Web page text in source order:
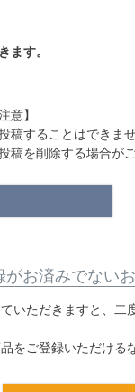
ます。
意】
することはできま
稿を削除する場合がご
がお済みでない
いただきますと、二
をご登録いただける